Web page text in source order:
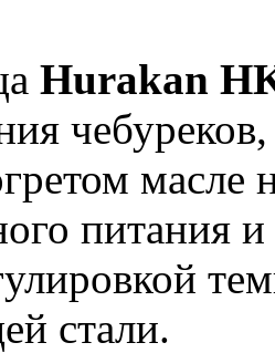
Hurakan
масле
питания
стали.